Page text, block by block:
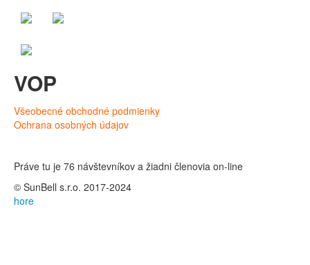
VOP
Všeobecné obchodné podmienky
Ochrana osobných údajov
Práve tu je 76 návštevníkov a žiadni členovia on-line
© SunBell s.r.o. 2017-2024
hore